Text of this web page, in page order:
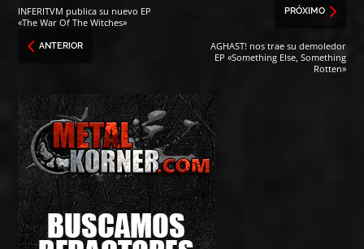
INFERITVM publica su nuevo EP
«The War Of The Witches»
ANTERIOR
PRÓXIMO
AGHAST! nos trae su demoledor
EP «Something Else, Something
Rotten»